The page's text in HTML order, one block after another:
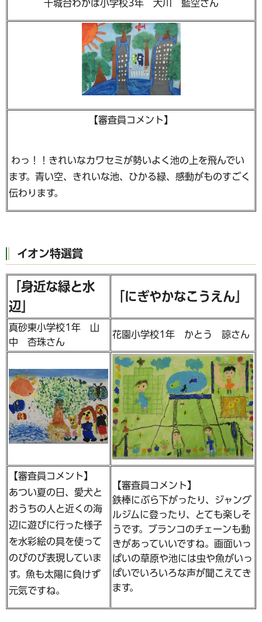
千城台わかば小学校3年 大川 藍空さん
【審査員コメント】
わっ！！きれいなカワセミが勢いよく池の上を飛んでい
ます。青い空、きれいな池、ひかる緑、感動がものすごく
伝わります。
イオン特選賞
「身近な緑と水
辺」
「にぎやかなこうえん」
真砂東小学校1年 山
中 杏珠さん
花園小学校1年 かとう 諒さん
【審査員コメント】
あつい夏の日、愛犬と
おうちの人と近くの海
辺に遊びに行った様子
を水彩絵の具を使って
のびのび表現していま
す。魚も太陽に負けず
元気ですね。
【審査員コメント】
鉄棒にぶら下がったり、ジャング
ルジムに登ったり、とても楽しそ
うです。ブランコのチェーンも動
きがあっていいですね。画面いっ
ぱいの草原や池には虫や魚がいっ
ぱいでいろいろな声が聞こえてき
ます。